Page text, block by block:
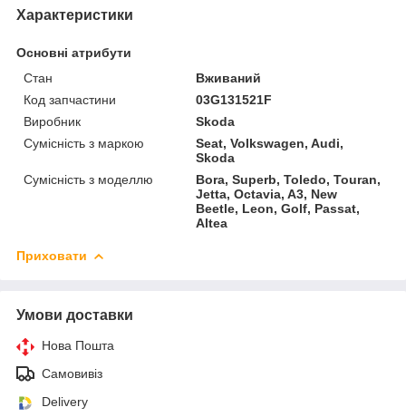
Характеристики
Основні атрибути
Стан
Вживаний
Код запчастини
03G131521F
Виробник
Skoda
Сумісність з маркою
Seat, Volkswagen, Audi,
Skoda
Сумісність з моделлю
Bora, Superb, Toledo, Touran,
Jetta, Octavia, A3, New
Beetle, Leon, Golf, Passat,
Altea
Приховати
Умови доставки
Нова Пошта
Самовивіз
Delivery